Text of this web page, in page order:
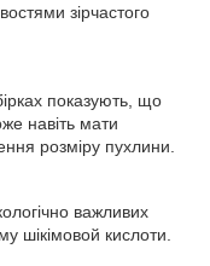
зірчастого
показують, що
навіть мати
розміру пухлини.
важливих
шікімовой кислоти.